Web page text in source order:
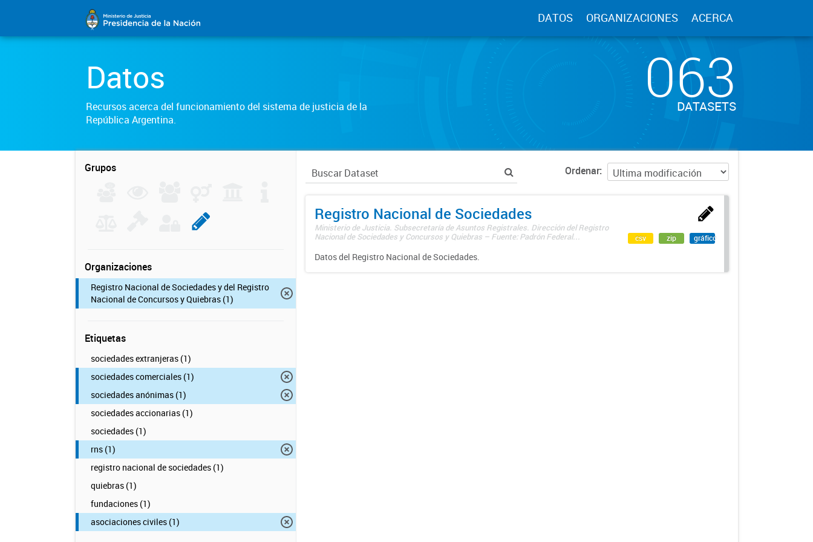
DATOS ORGANIZACIONES ACERCA
Datos
Recursos acerca del funcionamiento del sistema de justicia de la
República Argentina.
063
DATASETS
Grupos
Organizaciones
Registro Nacional de Sociedades y del Registro
Nacional de Concursos y Quiebras (1)
Etiquetas
sociedades extranjeras (1)
sociedades comerciales (1)
sociedades anónimas (1)
sociedades accionarias (1)
sociedades (1)
rns (1)
registro nacional de sociedades (1)
quiebras (1)
fundaciones (1)
asociaciones civiles (1)
Ordenar
Registro Nacional de Sociedades
Ministerio de Justicia. Subsecretaría de Asuntos Registrales. Dirección del Registro
Nacional de Sociedades y Concursos y Quiebras – Fuente: Padrón Federal...
Datos del Registro Nacional de Sociedades.
csv zip gráfico